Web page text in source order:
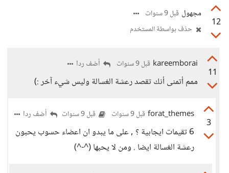
12
مجهول قبل 9 سنوات
حذف بواسطة المستخدم
11
kareemborai قبل 9 سنوات أضف ردا
ممم أتمنى أنك تقصد رعشة الغسالة وليس شيء آخر :)
3
forat_themes قبل 9 سنوات قبل 9 سنوات أضف ردا
6 تقيمات ايجابية ؟ , على ما يبدو ان اعضاء حسوب يحبون
رعشة الغسالة ايضا . ومن لا يحبها (^-^)